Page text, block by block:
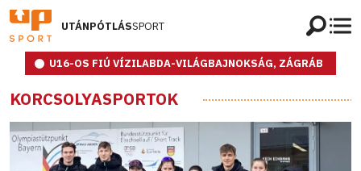
UTÁNPÓTLÁSSPORT
U16-OS FIÚ VÍZILABDA-VILÁGBAJNOKSÁG, ZÁGRÁB
KORCSOLYASPORTOK